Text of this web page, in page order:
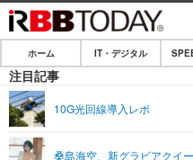
ホーム
IT・デジタル
SPEED TEST
ホーム IT・デジタル
注目記事
10G光回線導入レポ
桑島海空、新グラビアクイ